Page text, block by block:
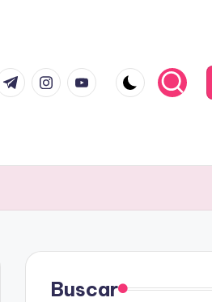
instagram.com
youtube.com
Buscar